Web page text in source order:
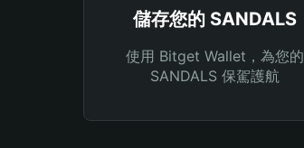
儲存您的 SANDALS
使用 Bitget Wallet，為您的
SANDALS 保駕護航